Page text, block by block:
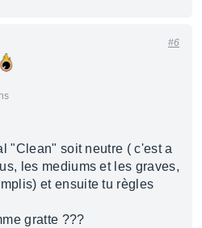
#6
"Clean" soit neutre ( c'est a
les mediums et les graves,
et ensuite tu règles
gratte ???